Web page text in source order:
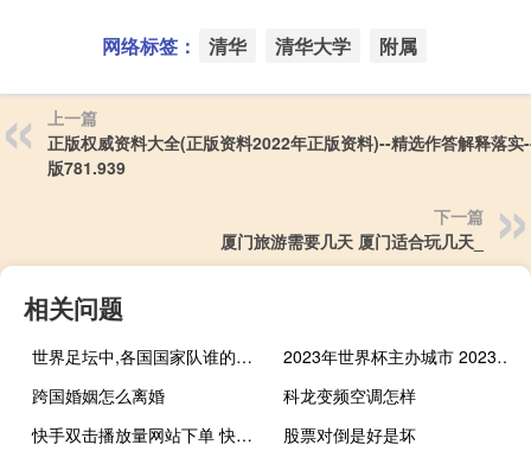
网络标签： 清华 清华大学 附属
上一篇
正版权威资料大全(正版资料2022年正版资料)--精选作答解释落实
版781.939
下一篇
厦门旅游需要几天 厦门适合玩几天_
相关问题
世界足坛中,各国国家队谁的球衣最好看 中国足球国家队球衣
2023年世界杯主办城市 2023世界杯在哪里举行
跨国婚姻怎么离婚
科龙变频空调怎样
快手双击播放量网站下单 快手小白号批量购买(购买快手播放量和双击平台)
股票对倒是好是坏